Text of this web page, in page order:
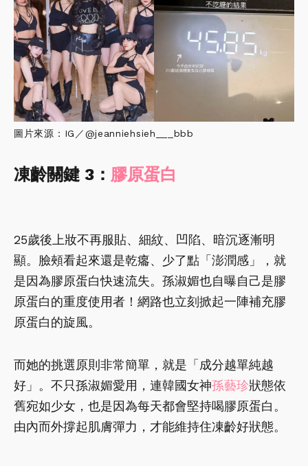
圖片來源：IG／@jeanniehsieh___bbb
凍齡關鍵 3： 膠原蛋白
25歲後上妝不再服貼、細紋、凹陷、暗沉逐漸明
顯。臉頰看起來還是乾癟、少了點「澎潤感」，就
是因為膠原蛋白快速流失。孫淑媚也自曝自己是膠
原蛋白的重度使用者！網路也立刻掀起一陣補充膠
原蛋白的旋風。
而她的挑選原則非常簡單，就是「成分越單純越
好」。不只孫淑媚愛用，連韓國女神孫藝珍狀態依
舊宛如少女，也是因為每天都會堅持喝膠原蛋白。
由內而外撐起肌膚彈力，才能維持住凍齡好狀態。